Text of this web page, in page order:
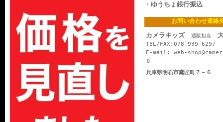
・ゆうちょ銀行振込
お問い合わせ連絡
カメラキッズ 通販担当
TEL/FAX:078-939-6297
E-mail: web-
８
兵庫県明石市鷹匠町７－６